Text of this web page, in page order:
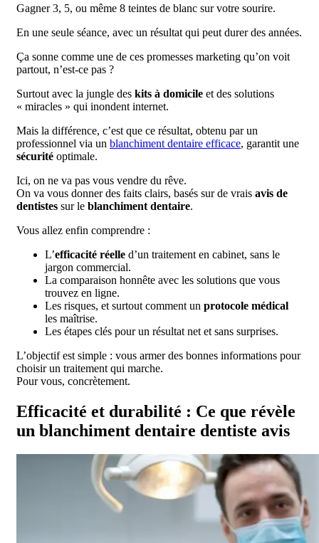
Gagner 3, 5, ou même 8 teintes de blanc sur votre sourire.
En une seule séance, avec un résultat qui peut durer des années.
Ça sonne comme une de ces promesses marketing qu’on voit
partout, n’est-ce pas ?
Surtout avec la jungle des kits à domicile et des solutions
« miracles » qui inondent internet.
Mais la différence, c’est que ce résultat, obtenu par un
professionnel via un blanchiment dentaire efficace, garantit une
sécurité optimale.
Ici, on ne va pas vous vendre du rêve.
On va vous donner des faits clairs, basés sur de vrais avis de
dentistes sur le blanchiment dentaire.
Vous allez enfin comprendre :
L’efficacité réelle d’un traitement en cabinet, sans le
jargon commercial.
La comparaison honnête avec les solutions que vous
trouvez en ligne.
Les risques, et surtout comment un protocole médical
les maîtrise.
Les étapes clés pour un résultat net et sans surprises.
L’objectif est simple : vous armer des bonnes informations pour
choisir un traitement qui marche.
Pour vous, concrètement.
Efficacité et durabilité : Ce que révèle
un blanchiment dentaire dentiste avis